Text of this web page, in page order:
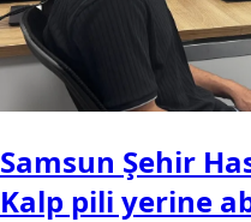
Samsun Şehir
Kalp pili yerine